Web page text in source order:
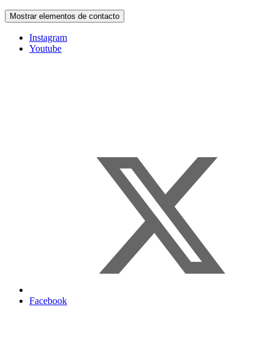
Mostrar elementos de contacto
Instagram
Youtube
Facebook